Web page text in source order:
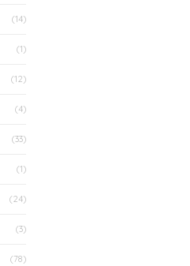
(14)
(1)
(12)
(4)
(33)
(1)
(24)
(3)
(78)